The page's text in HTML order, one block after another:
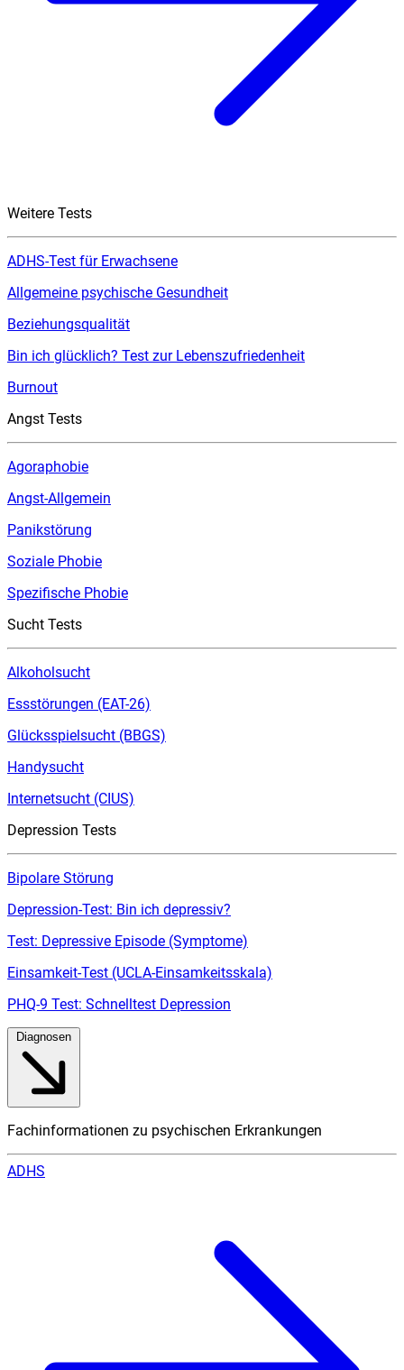
Weitere Tests
ADHS-Test für Erwachsene
Allgemeine psychische Gesundheit
Beziehungsqualität
Bin ich glücklich? Test zur Lebenszufriedenheit
Burnout
Angst Tests
Agoraphobie
Angst-Allgemein
Panikstörung
Soziale Phobie
Spezifische Phobie
Sucht Tests
Alkoholsucht
Essstörungen (EAT-26)
Glücksspielsucht (BBGS)
Handysucht
Internetsucht (CIUS)
Depression Tests
Bipolare Störung
Depression-Test: Bin ich depressiv?
Test: Depressive Episode (Symptome)
Einsamkeit-Test (UCLA-Einsamkeitsskala)
PHQ-9 Test: Schnelltest Depression
Fachinformationen zu psychischen Erkrankungen
ADHS